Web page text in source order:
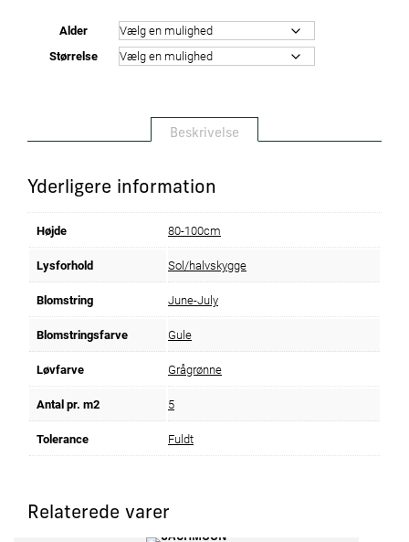
Alder
Størrelse
Beskrivelse
Yderligere information
Højde 80-100cm
Lysforhold Sol/halvskygge
Blomstring June-July
Blomstringsfarve Gule
Løvfarve Grågrønne
Antal pr. m2 5
Tolerance Fuldt
Relaterede varer